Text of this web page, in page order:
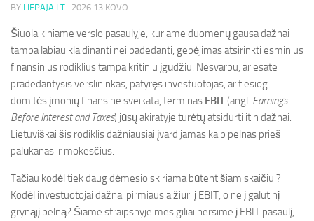
BY LIEPAJA.LT · 2026 13 KOVO
Šiuolaikiniame verslo pasaulyje, kuriame duomenų gausa dažnai
tampa labiau klaidinanti nei padedanti, gebėjimas atsirinkti esminius
finansinius rodiklius tampa kritiniu įgūdžiu. Nesvarbu, ar esate
pradedantysis verslininkas, patyręs investuotojas, ar tiesiog
domitės įmonių finansine sveikata, terminas EBIT(angl. Earnings
Before Interest and Taxes) jūsų akiratyje turėtų atsidurti itin dažnai.
Lietuviškai šis rodiklis dažniausiai įvardijamas kaip pelnas prieš
palūkanas ir mokesčius.
Tačiau kodėl tiek daug dėmesio skiriama būtent šiam skaičiui?
Kodėl investuotojai dažnai pirmiausia žiūri į EBIT, o ne į galutinį
grynąjį pelną? Šiame straipsnyje mes giliai nersime į EBIT pasaulį,